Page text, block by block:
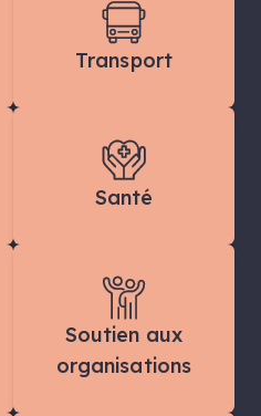
Transport
Santé
Soutien aux
organisations